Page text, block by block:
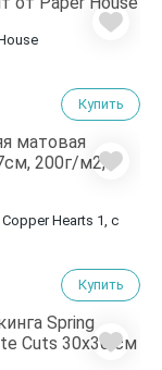
Купить
Hearts 1, с
Купить